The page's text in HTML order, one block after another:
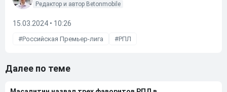
Редактор и автор Betonmobile
15.03.2024 • 10:26
Российская Премьер-лига РПЛ
Далее по теме